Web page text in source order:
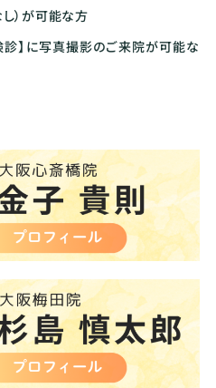
）が可能な方
診】に写真撮影のご来院が可能な